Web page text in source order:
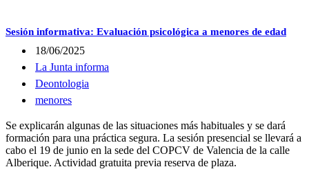
Sesión informativa: Evaluación psicológica a menores de edad
18/06/2025
La Junta informa
Deontologia
menores
Se explicarán algunas de las situaciones más habituales y se dará
formación para una práctica segura. La sesión presencial se llevará a
cabo el 19 de junio en la sede del COPCV de Valencia de la calle
Alberique. Actividad gratuita previa reserva de plaza.